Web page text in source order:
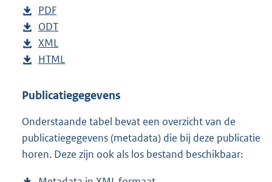
D
o
w
n
o
d
p
u
PDF
e
s
t
n
s
g
r
D
o
w
l
a
d
p
ODT
s
a
d
s
g
D
o
n
o
a
d
XML
e
t
n
d
s
D
w
l
o
a
HTML
s
a
n
d
Publicatiegegevens
Onderstaande tabel bevat een overzicht van de
publicatiegegevens (metadata) die bij deze publicatie
horen. Deze zijn ook als los bestand beschikbaar: